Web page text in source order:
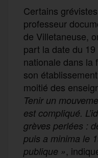
Certains
professeur
de Villetaneuse,
part la date du
nationale dans la
son
moitié des
Tenir un
est compliqué.
grèves perlées :
puis a minima le
publique »,